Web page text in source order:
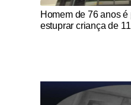
Notícias Católicas
Homem de 76 anos
estuprar criança de